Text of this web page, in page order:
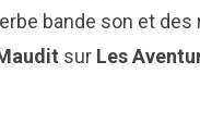
bande son et
surLes